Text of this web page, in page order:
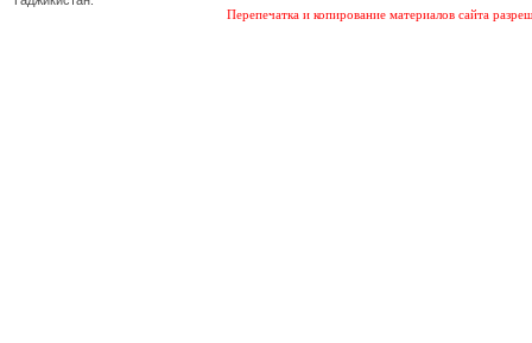
Перепечатка и копирование материалов сайта